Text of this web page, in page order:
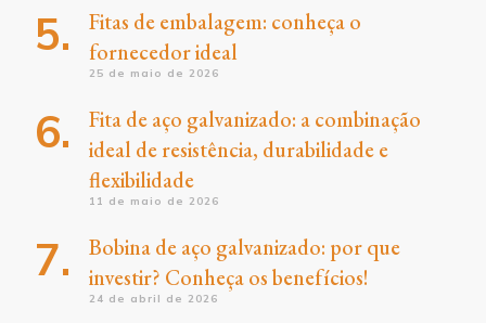
Fitas de embalagem: conheça o
fornecedor ideal
25 de maio de 2026
Fita de aço galvanizado: a combinação
ideal de resistência, durabilidade e
flexibilidade
11 de maio de 2026
Bobina de aço galvanizado: por que
investir? Conheça os benefícios!
24 de abril de 2026